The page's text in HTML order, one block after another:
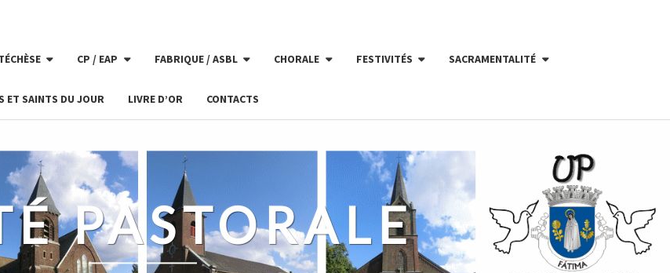
CP / EAP FABRIQUE / ASBL CHORALE FESTIVITÉS SACRAMENTALITÉ
ET SAINTS DU JOUR LIVRE D’OR CONTACTS
PASTORALE